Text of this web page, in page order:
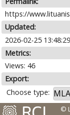
https://
Updated:
2026-02-25 13:48:29
Metrics:
Views: 46
Export:
Choose type:
©